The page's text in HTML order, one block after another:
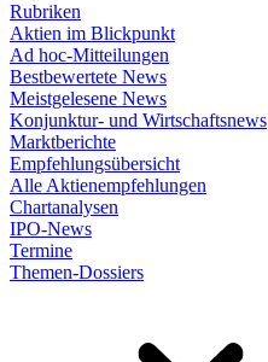
Rubriken
Aktien im Blickpunkt
Ad hoc-Mitteilungen
Bestbewertete News
Meistgelesene News
Konjunktur- und Wirtschaftsnews
Marktberichte
Empfehlungsübersicht
Alle Aktienempfehlungen
Chartanalysen
IPO-News
Termine
Themen-Dossiers